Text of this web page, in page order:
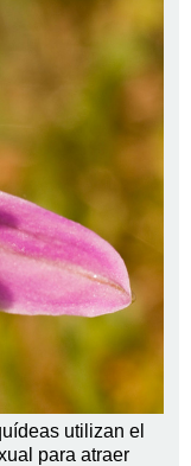
utilizan el
para atraer